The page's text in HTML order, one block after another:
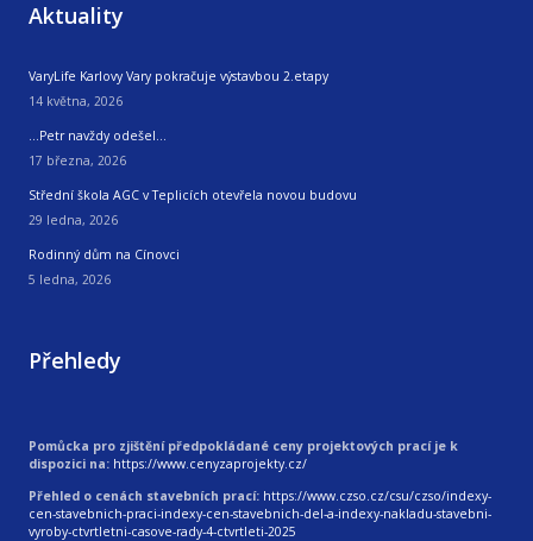
Aktuality
VaryLife Karlovy Vary pokračuje výstavbou 2.etapy
14 května, 2026
…Petr navždy odešel…
17 března, 2026
Střední škola AGC v Teplicích otevřela novou budovu
29 ledna, 2026
Rodinný dům na Cínovci
5 ledna, 2026
Přehledy
Pomůcka pro zjištění předpokládané ceny projektových prací je k
dispozici na: https://www.cenyzaprojekty.cz/
Přehled o cenách stavebních prací: https://www.czso.cz/csu/czso/indexy-
cen-stavebnich-praci-indexy-cen-stavebnich-del-a-indexy-nakladu-stavebni-
vyroby-ctvrtletni-casove-rady-4-ctvrtleti-2025